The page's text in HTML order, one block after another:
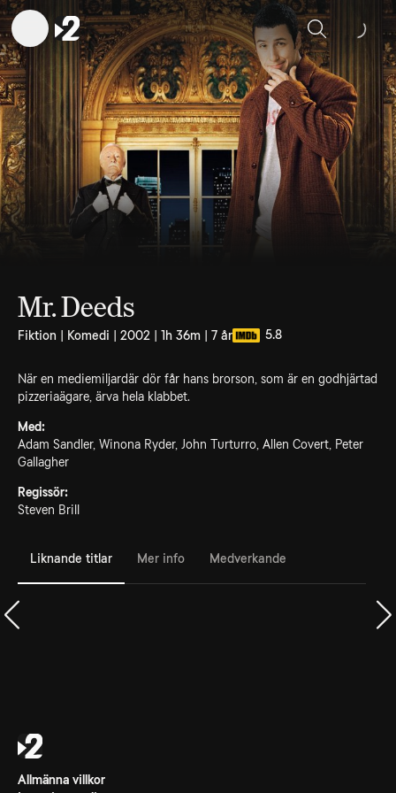
Sök
Mr. Deeds
Fiktion | Komedi | 2002 | 1h 36m | 7 år 5.8
När en mediemiljardär dör får hans brorson, som är en godhjärtad
pizzeriaägare, ärva hela klabbet.
Med:
Adam Sandler, Winona Ryder, John Turturro, Allen Covert, Peter
Gallagher
Regissör:
Steven Brill
Liknande titlar Mer info Medverkande
Allmänna villkor